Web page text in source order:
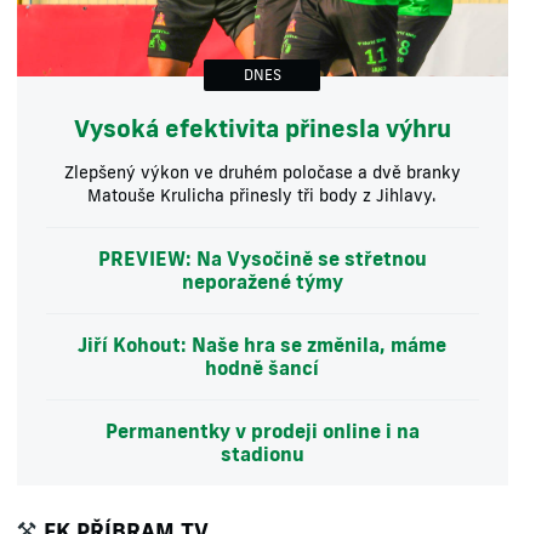
DNES
Vysoká efektivita přinesla výhru
Zlepšený výkon ve druhém poločase a dvě branky
Matouše Krulicha přinesly tři body z Jihlavy.
PREVIEW: Na Vysočině se střetnou
neporažené týmy
Jiří Kohout: Naše hra se změnila, máme
hodně šancí
Permanentky v prodeji online i na
stadionu